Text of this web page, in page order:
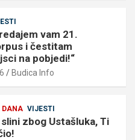
vam 21.
i čestitam
na pobjedi!“
Budica Info
DANA VIJESTI
zbog Ustašluka, Ti